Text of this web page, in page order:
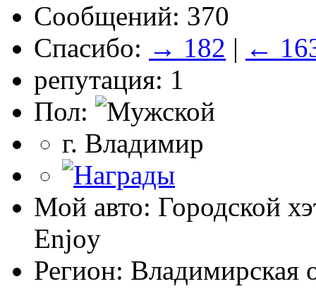
Сообщений: 370
Спасибо: → 182 | ←
репутация: 1
Пол:
г. Владимир
Мой авто: Городской
Enjoy
Регион: Владимирская